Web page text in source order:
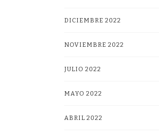
DICIEMBRE 2022
NOVIEMBRE 2022
JULIO 2022
MAYO 2022
ABRIL 2022